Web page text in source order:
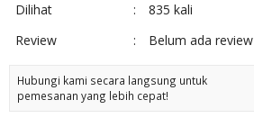
Dilihat
:
835 kali
Review
: Belum ada review
Hubungi kami secara langsung untuk
pemesanan yang lebih cepat!